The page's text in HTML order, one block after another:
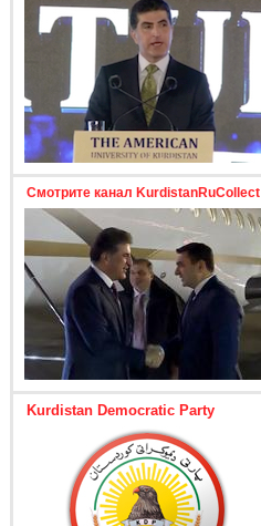
Смотрите канал KurdistanRuCollect
Kurdistan Democratic Party